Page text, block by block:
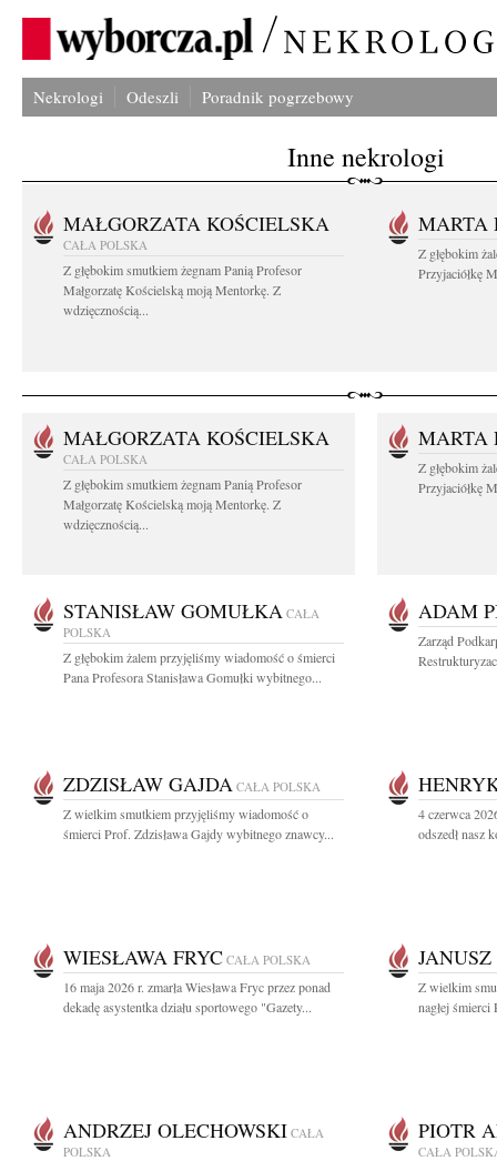
Nekrologi Odeszli Poradnik pogrzebowy
Inne nekrologi
MAŁGORZATA KOŚCIELSKA
CAŁA POLSKA
Z głębokim smutkiem żegnam Panią Profesor
Małgorzatę Kościelską moją Mentorkę. Z
wdzięcznością...
MARTA
Z głębokim
Przyjaciółkę
MAŁGORZATA KOŚCIELSKA
CAŁA POLSKA
Z głębokim smutkiem żegnam Panią Profesor
Małgorzatę Kościelską moją Mentorkę. Z
wdzięcznością...
MARTA
Z głębokim
Przyjaciółkę
STANISŁAW GOMUŁKA CAŁA
POLSKA
Z głębokim żalem przyjęliśmy wiadomość o śmierci
Pana Profesora Stanisława Gomułki wybitnego...
ADAM
Zarząd
ZDZISŁAW GAJDA CAŁA POLSKA
Z wielkim smutkiem przyjęliśmy wiadomość o
śmierci Prof. Zdzisława Gajdy wybitnego znawcy...
4 czerwca
odszedł nasz
WIESŁAWA FRYC CAŁA POLSKA
16 maja 2026 r. zmarła Wiesława Fryc przez ponad
dekadę asystentka działu sportowego "Gazety...
Z wielkim
nagłej
ANDRZEJ OLECHOWSKI CAŁA
POLSKA
PIOTR
CAŁA